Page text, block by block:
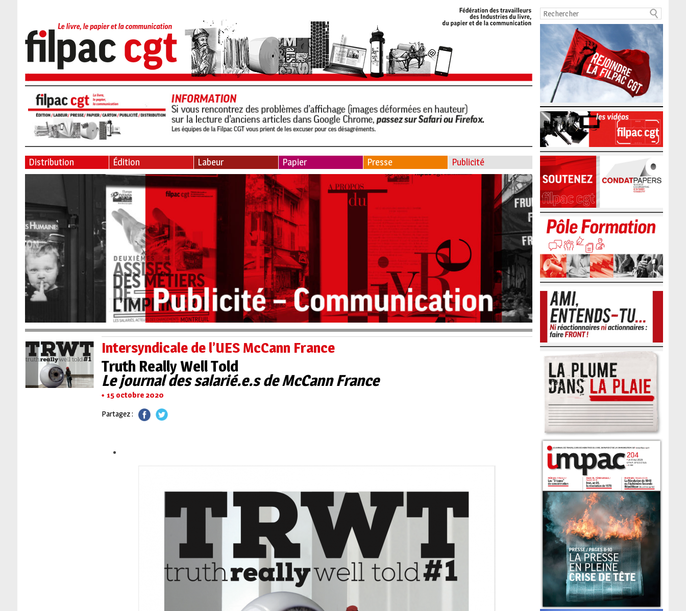
Distribution Édition Labeur Papier Presse Publicité
Intersyndicale de l’UES McCann France
Truth Really Well Told
Le journal des salarié.e.s de McCann France
15 octobre 2020
Partagez :